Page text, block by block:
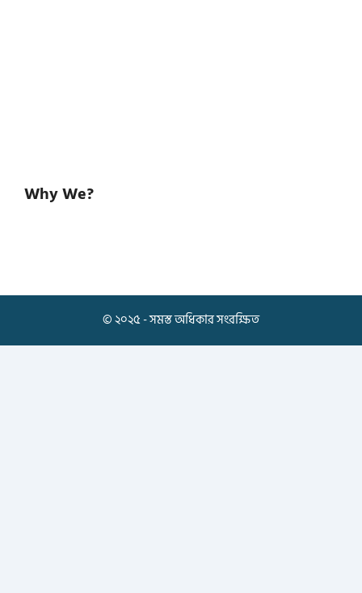
Why We?
© ২০২৫ - সমস্ত অধিকার সংরক্ষিত